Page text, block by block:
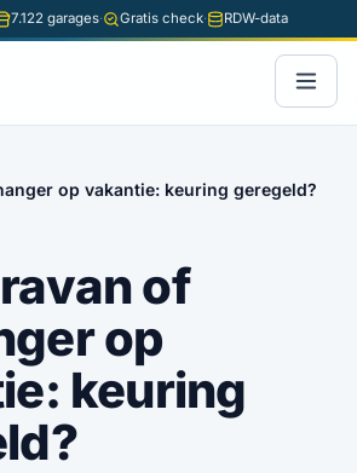
7.122 garages· Gratis check· RDW-data
op vakantie: keuring geregeld?
of
op
keuring